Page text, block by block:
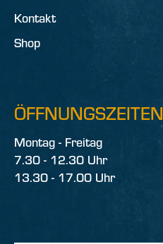
Kontakt
Shop
ÖFFNUNGSZEITEN
Montag - Freitag
7.30 - 12.30 Uhr
13.30 - 17.00 Uhr